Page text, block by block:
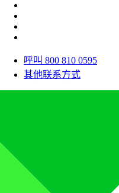
呼叫 800 810 0595
其他联系方式